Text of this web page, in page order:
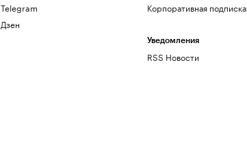
Telegram
Дзен
Корпоративная подписка
Уведомления
RSS Новости